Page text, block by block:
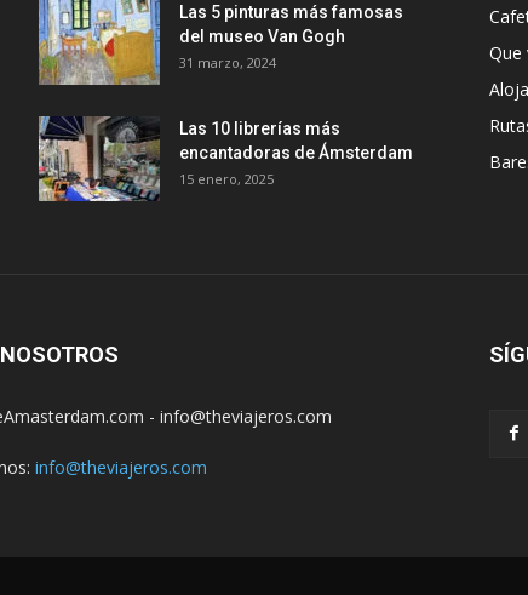
Las 5 pinturas más famosas
del museo Van Gogh
31 marzo, 2024
Las 10 librerías más
encantadoras de Ámsterdam
15 enero, 2025
Que
- info@theviajeros.com
info@theviajeros.com